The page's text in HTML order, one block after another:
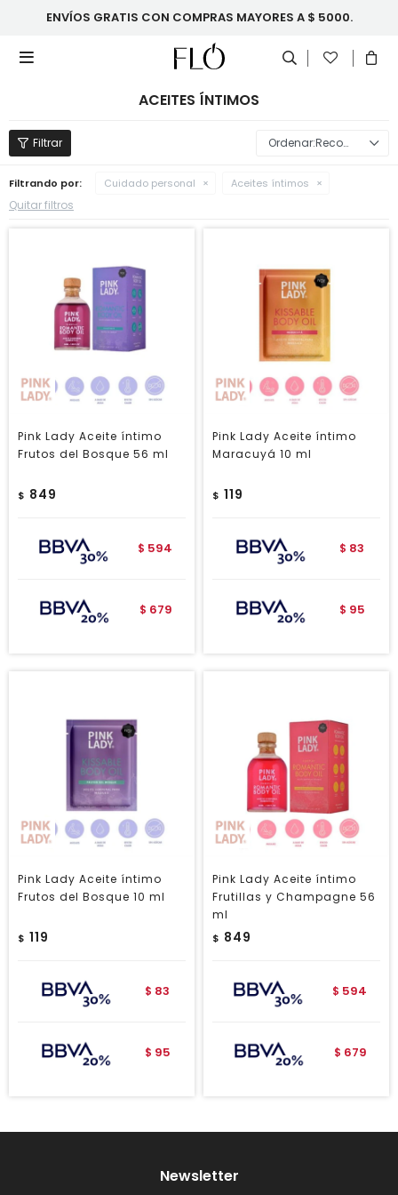
ENVÍOS GRATIS CON COMPRAS MAYORES A $ 5000.

ACEITES ÍNTIMOS
Recomendados
Filtrando por: Cuidado personal Aceites íntimos
Quitar filtros
Pink Lady Aceite íntimo
Frutos del Bosque 56 ml
$ 849
$ 594
$ 679
Pink Lady Aceite íntimo
Maracuyá 10 ml
$ 119
$ 83
$ 95
Pink Lady Aceite íntimo
Frutos del Bosque 10 ml
$ 119
$ 83
$ 95
Pink Lady Aceite íntimo
Frutillas y Champagne 56
ml
$ 849
$ 594
$ 679
Newsletter